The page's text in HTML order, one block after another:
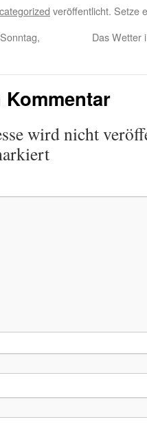
veröffentlicht. Setze
Das Wetter
wird nicht